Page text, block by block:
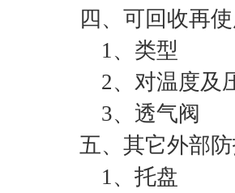
四、可回收再使
1、类型
2、对温度及
3、透气阀
五、其它外部防
1、托盘